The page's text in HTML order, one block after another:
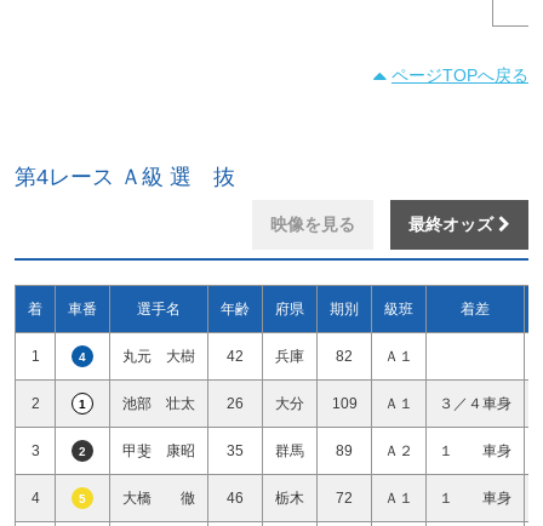
ページTOPへ戻る
第4レース Ａ級 選 抜
映像を見る 最終オッズ
着 車番 選手名 年齢 府県 期別 級班 着差
1 4 丸元 大樹 42 兵庫 82 Ａ１
2 1 池部 壮太 26 大分 109 Ａ１ ３／４車身
3 2 甲斐 康昭 35 群馬 89 Ａ２ １ 車身
4 5 大橋 徹 46 栃木 72 Ａ１ １ 車身